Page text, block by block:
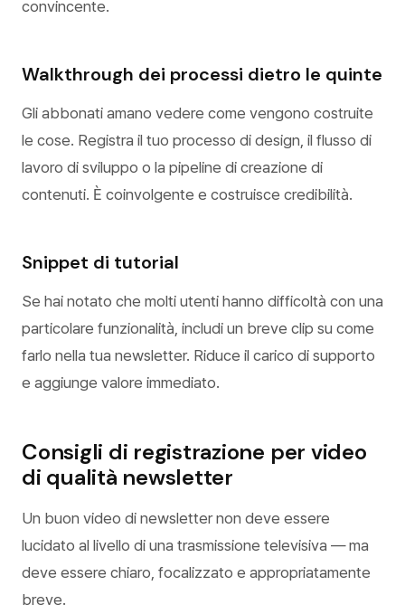
convincente.
Walkthrough dei processi dietro le quinte
Gli abbonati amano vedere come vengono costruite
le cose. Registra il tuo processo di design, il flusso di
lavoro di sviluppo o la pipeline di creazione di
contenuti. È coinvolgente e costruisce credibilità.
Snippet di tutorial
Se hai notato che molti utenti hanno difficoltà con una
particolare funzionalità, includi un breve clip su come
farlo nella tua newsletter. Riduce il carico di supporto
e aggiunge valore immediato.
Consigli di registrazione per video
di qualità newsletter
Un buon video di newsletter non deve essere
lucidato al livello di una trasmissione televisiva — ma
deve essere chiaro, focalizzato e appropriatamente
breve.